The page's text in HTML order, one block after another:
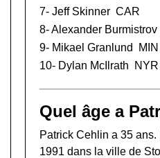
7- Jeff Skinner CAR
8-Alexander Burmistrov
9- Mikael Granlund
MIN
10- Dylan McIlrath NYR
Quel âge a
Patrick Cehlin a 35
1991 dans la ville de